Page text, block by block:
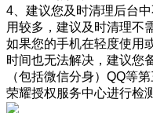
4、建议您及时清理后台
用较多，建议及时清理不
如果您的手机在轻度使用
时间也无法解决，建议您
（包括微信分身）QQ等
荣耀授权服务中心进行检测